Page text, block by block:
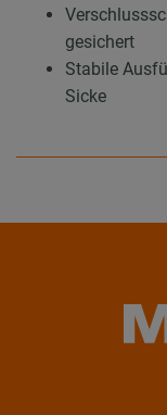
gesichert
Stabile
Sicke